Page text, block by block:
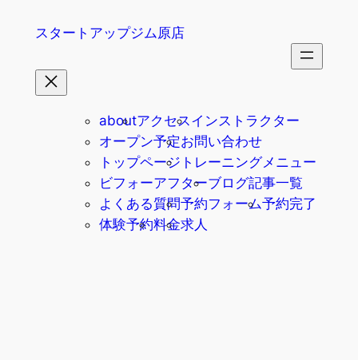
スタートアップジム原店
aboutアクセス インストラクター
オープン予定お問い合わせ
トップページ トレーニングメニュー
ビフォーアフターブログ記事一覧
よくある質問予約フォーム予約完了
体験予約料金求人